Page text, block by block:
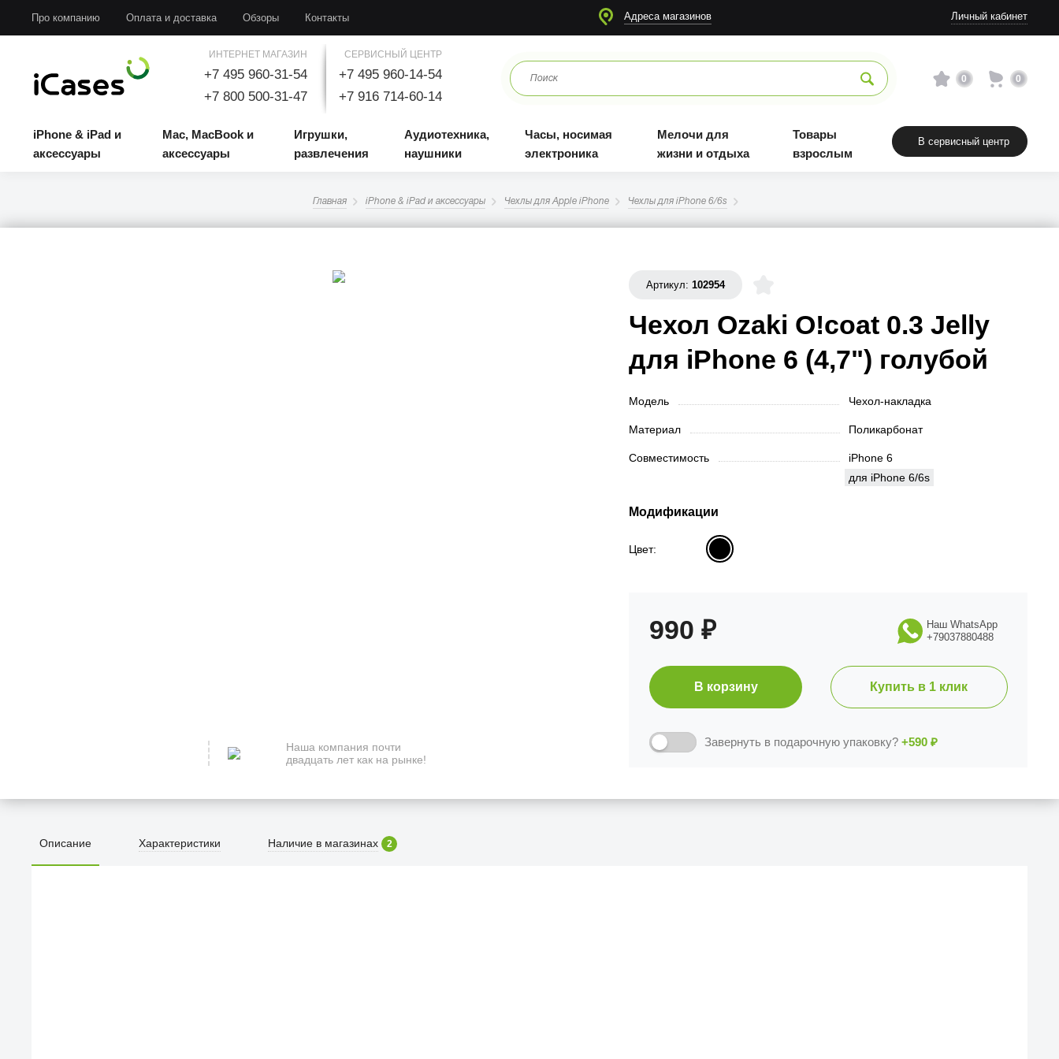
Про компанию Оплата и доставка Обзоры Контакты Адреса магазинов Личный кабинет
ИНТЕРНЕТ МАГАЗИН
+7 495 960-31-54
+7 800 500-31-47
СЕРВИСНЫЙ ЦЕНТР
+7 495 960-14-54
+7 916 714-60-14
0 0
iPhone & iPad и
аксессуары
Mac, MacBook и
аксессуары
Игрушки,
развлечения
Аудиотехника,
наушники
Часы, носимая
электроника
Мелочи для
жизни и отдыха
Товары
взрослым
В сервисный центр
Главная iPhone & iPad и аксессуары Чехлы для Apple iPhone Чехлы для iPhone 6/6s
Артикул:102954
Чехол Ozaki O!coat 0.3 Jelly
для iPhone 6 (4,7") голубой
Модель Чехол-накладка
Материал Поликарбонат
Совместимость
iPhone 6
для iPhone 6/6s
Модификации
Цвет:
990 ₽
Наш WhatsApp
+79037880488
В корзину Купить в 1 клик
Завернуть в подарочную упаковку? +590 ₽
Наша компания почти
двадцать лет как на рынке!
Описание Характеристики Наличие в магазинах 2